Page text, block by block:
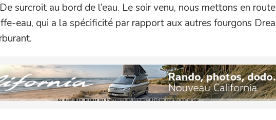
surcroit au bord de l’eau. Le soir venu, nous mettons en
eau, qui a la spécificité par rapport aux autres fourgons